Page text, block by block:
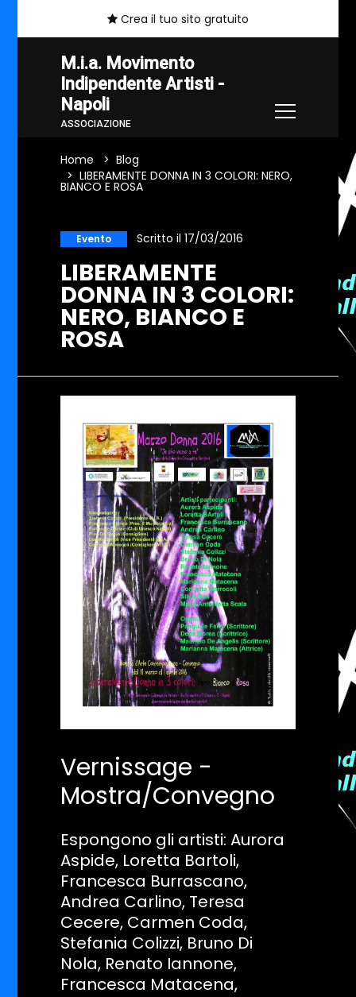
Crea il tuo sito gratuito
M.i.a. Movimento
Indipendente Artisti -
Napoli
ASSOCIAZIONE
Home
Blog
LIBERAMENTE DONNA IN 3 COLORI: NERO,
BIANCO E ROSA
Evento Scritto il 17/03/2016
LIBERAMENTE
DONNA IN 3 COLORI:
NERO, BIANCO E
ROSA
Vernissage -
Mostra/Convegno
Espongono gli artisti: Aurora
Aspide, Loretta Bartoli,
Francesca Burrascano,
Andrea Carlino, Teresa
Cecere, Carmen Coda,
Stefania Colizzi, Bruno Di
Nola, Renato Iannone,
Francesca Matacena,